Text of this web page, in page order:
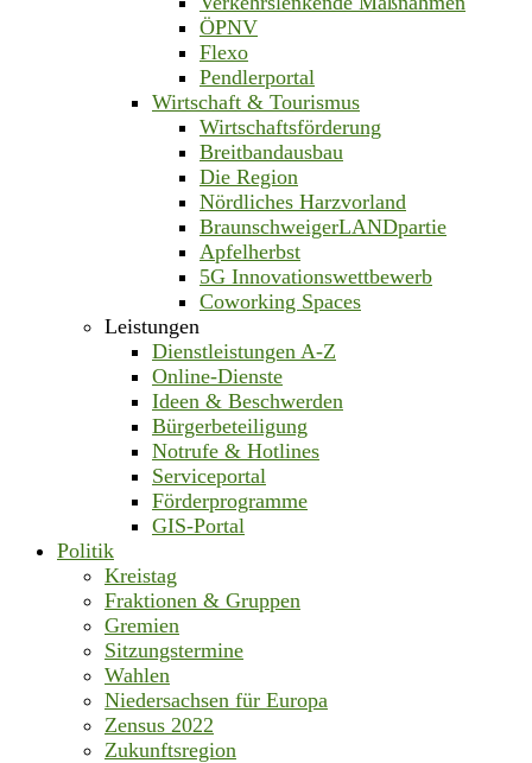
ÖPNV
Flexo
Pendlerportal
Wirtschaft & Tourismus
Wirtschaftsförderung
Breitbandausbau
Die Region
Nördliches Harzvorland
BraunschweigerLANDpartie
Apfelherbst
5G Innovationswettbewerb
Coworking Spaces
Leistungen
Dienstleistungen A-Z
Online-Dienste
Ideen & Beschwerden
Bürgerbeteiligung
Notrufe & Hotlines
Serviceportal
Förderprogramme
GIS-Portal
Politik
Kreistag
Fraktionen & Gruppen
Gremien
Sitzungstermine
Wahlen
Niedersachsen für Europa
Zensus 2022
Zukunftsregion